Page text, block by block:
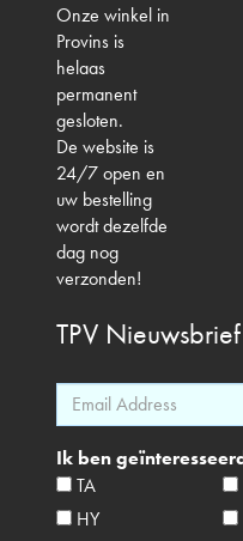
Onze winkel in
Provins is
helaas
permanent
gesloten.
De website is
24/7 open en
uw bestelling
wordt dezelfde
dag nog
verzonden!
TPV Nieuwsbrief
Ik ben
TA
HY